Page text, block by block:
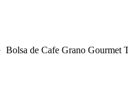
Bolsa de Cafe Grano Gourmet